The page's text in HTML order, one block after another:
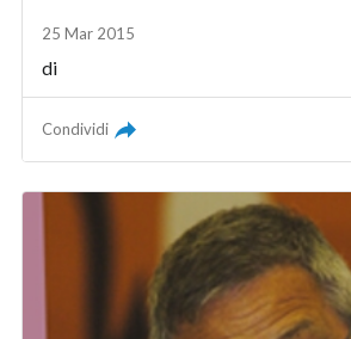
25 Mar 2015
di
Condividi